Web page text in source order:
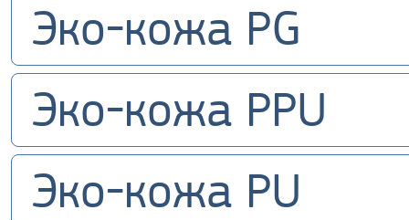
Эко-кожа PG
Эко-кожа PPU
Эко-кожа PU